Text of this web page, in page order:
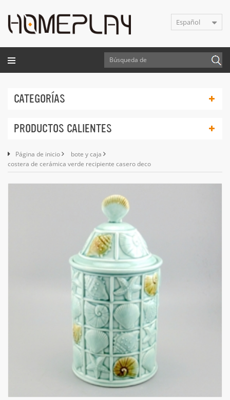
Español
CATEGORÍAS
PRODUCTOS CALIENTES
Página de inicio
bote y caja
costera de cerámica verde recipiente casero deco